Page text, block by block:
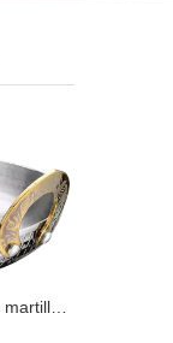
Historias personales sobre placas martilladas heredadas.